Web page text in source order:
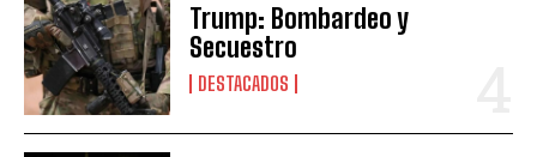
Trump: Bombardeo y
Secuestro
DESTACADOS